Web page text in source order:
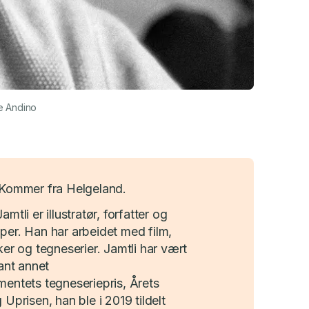
Andino
fra Helgeland.
er illustratør, forfatter og
Han har arbeidet med film,
og tegneserier. Jamtli har vært
annet
tegneseriepris, Årets
Uprisen, han ble i 2019 tildelt